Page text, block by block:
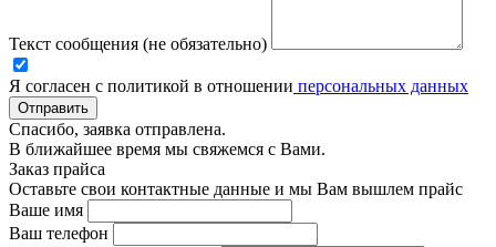
Текст сообщения (не обязательно)
Я согласен с политикой в отношении персональных данных
Отправить
Спасибо, заявка отправлена.
В ближайшее время мы свяжемся с Вами.
Заказ прайса
Оставьте свои контактные данные и мы Вам вышлем прайс
Ваше имя
Ваш телефон